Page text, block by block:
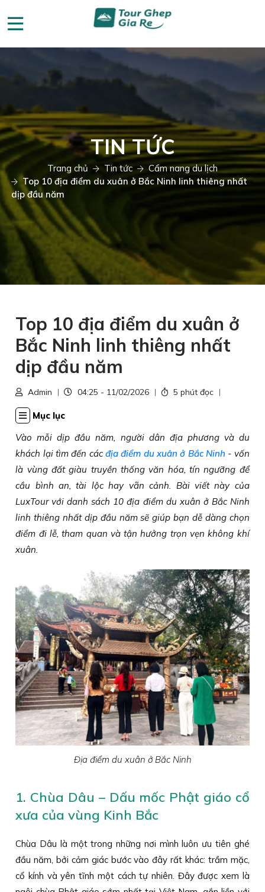
TIN TỨC
Trang chủ Tin tức
Cẩm nang du lịch
Top 10 địa điểm du xuân ở Bắc Ninh linh thiêng nhất
dịp đầu năm
Top 10 địa điểm du xuân ở
Bắc Ninh linh thiêng nhất
dịp đầu năm
Admin 04:25 - 11/02/2026 5 phút đọc
Mục lục
Vào mỗi dịp đầu năm, người dân địa phương và du
khách lại tìm đến các địa điểm du xuân ở Bắc Ninh - vốn
là vùng đất giàu truyền thống văn hóa, tín ngưỡng để
cầu bình an, tài lộc hay vãn cảnh. Bài viết này của
LuxTour với danh sách 10 địa điểm du xuân ở Bắc Ninh
linh thiêng nhất dịp đầu năm sẽ giúp bạn dễ dàng chọn
điểm đi lễ, tham quan và tận hưởng trọn vẹn không khí
xuân.
Địa điểm du xuân ở Bắc Ninh
1. Chùa Dâu – Dấu mốc Phật giáo cổ
xưa của vùng Kinh Bắc
Chùa Dâu là một trong những nơi mình luôn ưu tiên ghé
đầu năm, bởi cảm giác bước vào đây rất khác: trầm mặc,
cổ kính và yên tĩnh một cách tự nhiên. Đây được xem là